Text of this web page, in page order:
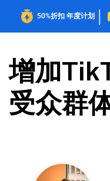
50%折扣 年度计划 |
增加
受众群